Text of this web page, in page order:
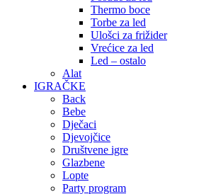
Thermo boce
Torbe za led
Ulošci za frižider
Vrećice za led
Led – ostalo
Alat
IGRAČKE
Back
Bebe
Dječaci
Djevojčice
Društvene igre
Glazbene
Lopte
Party program